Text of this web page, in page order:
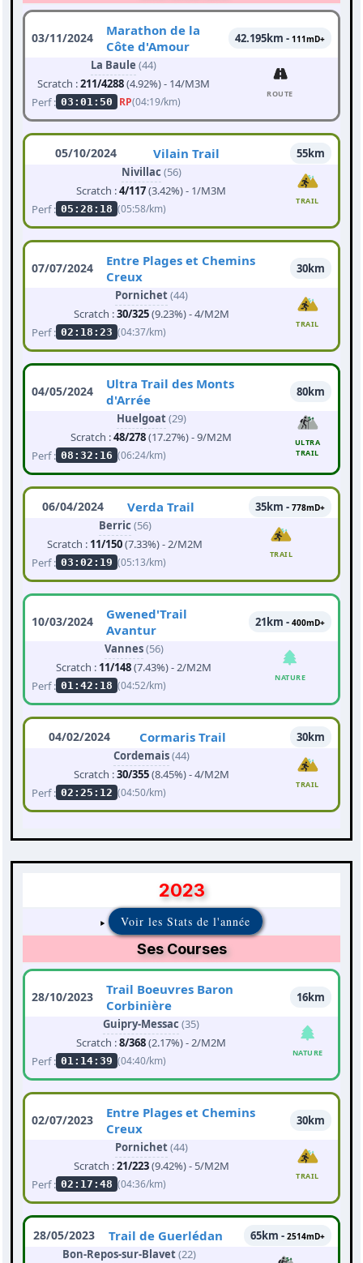
03/11/2024
Marathon de la
Côte d'Amour
42.195km - 111mD+
La Baule (44)
Scratch :211/4288(4.92%) - 14/M3M
Perf : 03:01:50 RP(04:19/km)
ROUTE
05/10/2024 Vilain Trail
55km
Nivillac (56)
Scratch :4/117(3.42%) - 1/M3M
Perf : 05:28:18 (05:58/km)
TRAIL
07/07/2024
Entre Plages et Chemins
Creux
30km
Pornichet(44)
Scratch :30/325(9.23%) - 4/M2M
Perf : 02:18:23 (04:37/km)
TRAIL
04/05/2024
Ultra Trail des Monts
d'Arrée
80km
Huelgoat(29)
Scratch :48/278(17.27%) - 9/M2M
Perf : 08:32:16 (06:24/km)
ULTRA
TRAIL
06/04/2024 Verda Trail 35km - 778mD+
Berric (56)
Scratch : 11/150(7.33%) - 2/M2M
Perf : 03:02:19 (05:13/km)
TRAIL
10/03/2024
Gwened'Trail
Avantur
21km - 400mD+
Vannes(56)
Scratch : 11/148(7.43%) - 2/M2M
Perf : 01:42:18 (04:52/km)
NATURE
04/02/2024 Cormaris Trail
30km
Cordemais(44)
Scratch :30/355(8.45%) - 4/M2M
Perf : 02:25:12 (04:50/km)
TRAIL
2023
Voir les Stats de l'année
Ses Courses
28/10/2023
Trail Boeuvres Baron
Corbinière
16km
Guipry-Messac (35)
Scratch :8/368(2.17%) - 2/M2M
Perf : 01:14:39 (04:40/km)
NATURE
02/07/2023
Entre Plages et Chemins
Creux
30km
Pornichet(44)
Scratch :21/223(9.42%) - 5/M2M
Perf : 02:17:48 (04:36/km)
TRAIL
28/05/2023 Trail de Guerlédan 65km - 2514mD+
Bon-Repos-sur-Blavet(22)